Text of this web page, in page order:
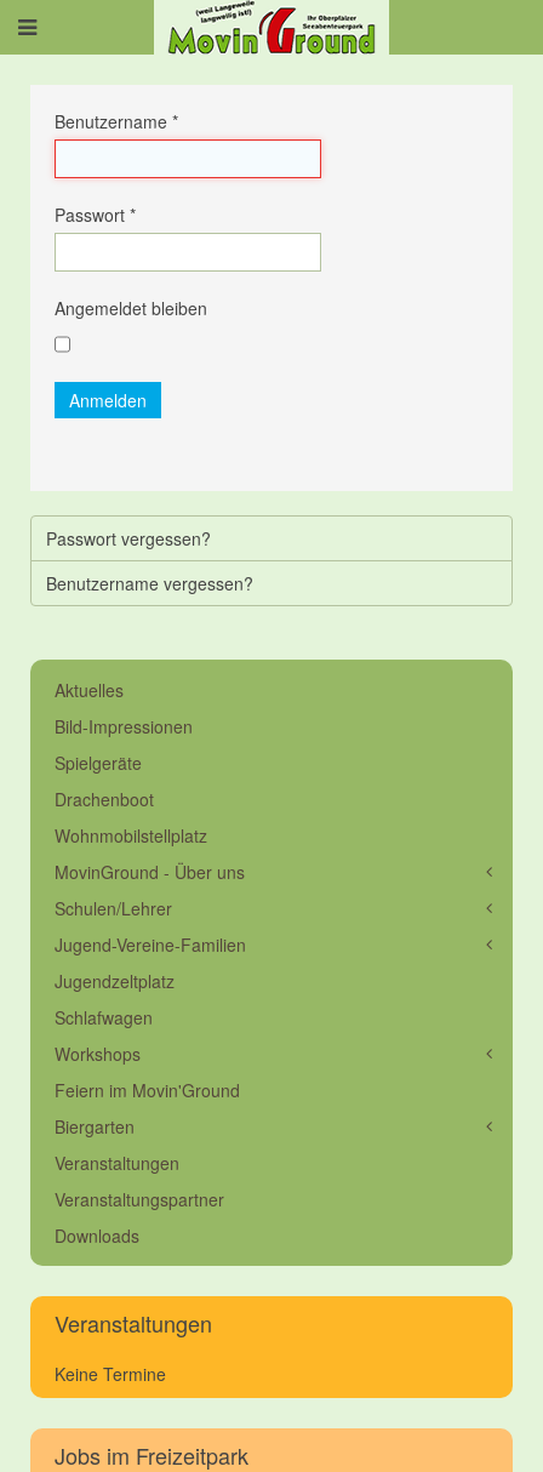
Benutzername *
Passwort *
Angemeldet bleiben
Anmelden
Passwort vergessen?
Benutzername vergessen?
Aktuelles
Bild-Impressionen
Spielgeräte
Drachenboot
Wohnmobilstellplatz
MovinGround - Über uns
Schulen/Lehrer
Jugend-Vereine-Familien
Jugendzeltplatz
Schlafwagen
Workshops
Feiern im Movin'Ground
Biergarten
Veranstaltungen
Veranstaltungspartner
Downloads
Veranstaltungen
Keine Termine
Jobs im Freizeitpark